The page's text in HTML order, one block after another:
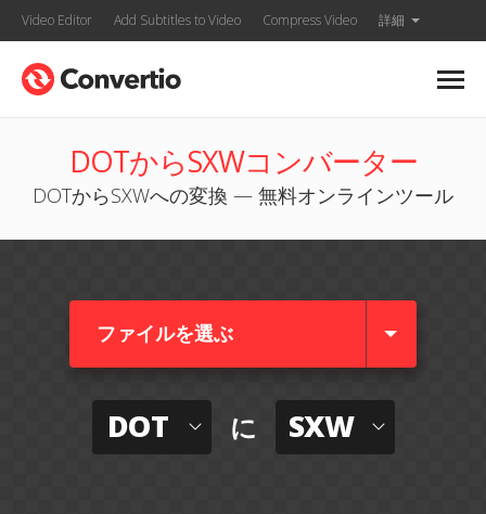
Video Editor Add Subtitles to Video Compress Video 詳細
DOTからSXWコンバーター
DOTからSXWへの変換 — 無料オンラインツール
ファイルを選ぶ
DOT に SXW